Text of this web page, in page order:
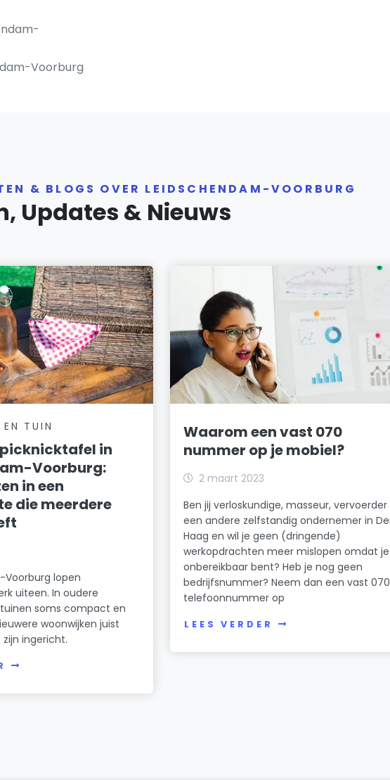
Voorburg
& BLOGS OVER LEIDSCHENDAM-VOORBURG
Updates & Nieuws
TUIN
in
Voorburg:
in een
die meerdere
Voorburg lopen
uiteen. In oudere
soms compact en
woonwijken juist
ingericht.
Waarom een vast 070
nummer op je mobiel?
2 maart 2023
Ben jij verloskundige, masseur,
een andere zelfstandig ondernemer in
Haag en wil je geen (dringende)
werkopdrachten meer mislopen omdat je
onbereikbaar bent? Heb je nog geen
bedrijfsnummer? Neem dan een vast 070
telefoonnummer op
LEES VERDER